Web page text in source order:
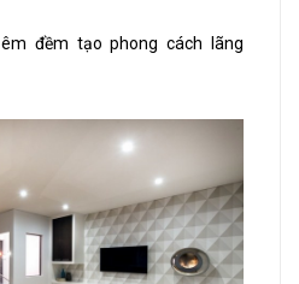
đềm tạo phong cách lãng